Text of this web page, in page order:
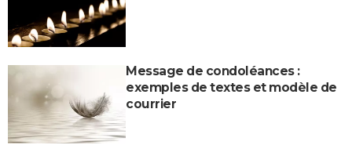
Message de condoléances :
exemples de textes et modèle de
courrier